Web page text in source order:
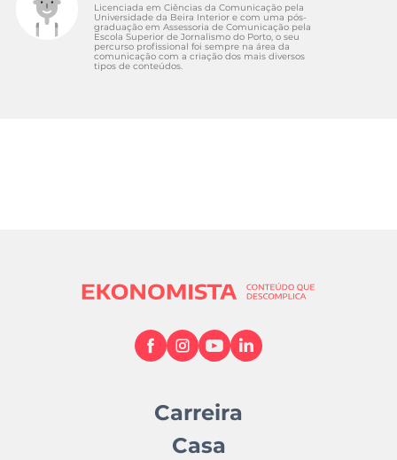
Licenciada em Ciências da Comunicação pela
Universidade da Beira Interior e com uma pós-
graduação em Assessoria de Comunicação pela
Escola Superior de Jornalismo do Porto, o seu
percurso profissional foi sempre na área da
comunicação com a criação dos mais diversos
tipos de conteúdos.
Carreira
Casa